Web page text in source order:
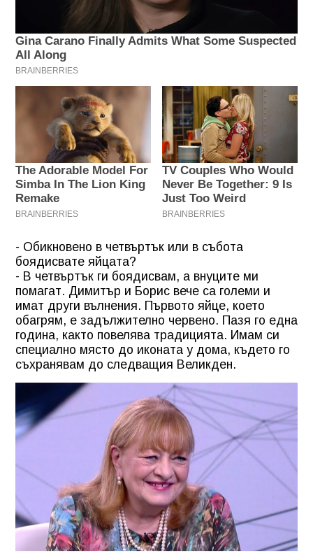
- Обикновено в четвъртък или в събота
боядисвате яйцата?
- В четвъртък ги боядисвам, а внуците ми
помагат. Димитър и Борис вече са големи и
имат други вълнения. Първото яйце, което
обагрям, е задължително червено. Пазя го една
година, както повелява традицията. Имам си
специално място до иконата у дома, където го
съхранявам до следващия Великден.